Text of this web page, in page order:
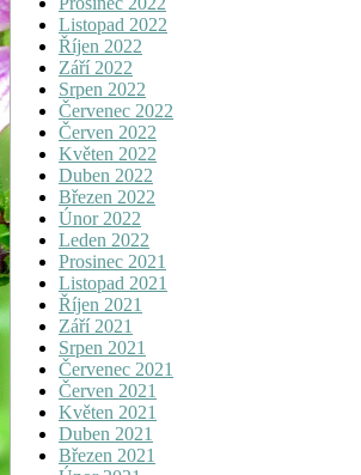
Listopad 2022
Říjen 2022
Září 2022
Srpen 2022
Červenec 2022
Červen 2022
Květen 2022
Duben 2022
Březen 2022
Únor 2022
Leden 2022
Prosinec 2021
Listopad 2021
Říjen 2021
Září 2021
Srpen 2021
Červenec 2021
Červen 2021
Květen 2021
Duben 2021
Březen 2021